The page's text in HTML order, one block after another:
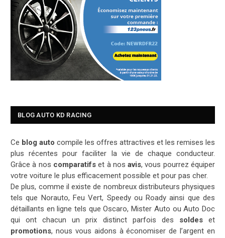
BLOG AUTO KD RACING
Ce blog auto compile les offres attractives et les remises les
plus récentes pour faciliter la vie de chaque conducteur.
Grâce à nos comparatifset à nosavis, vous pourrez équiper
votre voiture le plus efficacement possible et pour pas cher.
De plus, comme il existe de nombreux distributeurs physiques
tels que Norauto, Feu Vert, Speedy ou Roady ainsi que des
détaillants en ligne tels que Oscaro, Mister Auto ou Auto Doc
qui ont chacun un prix distinct parfois des soldeset
promotions, nous vous aidons à économiser de l’argent en